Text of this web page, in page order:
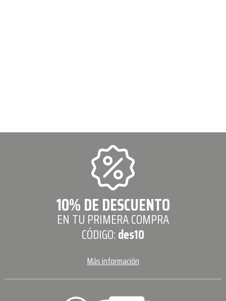
10% DE DESCUENTO
EN TU PRIMERA COMPRA
CÓDIGO:des10
Más información